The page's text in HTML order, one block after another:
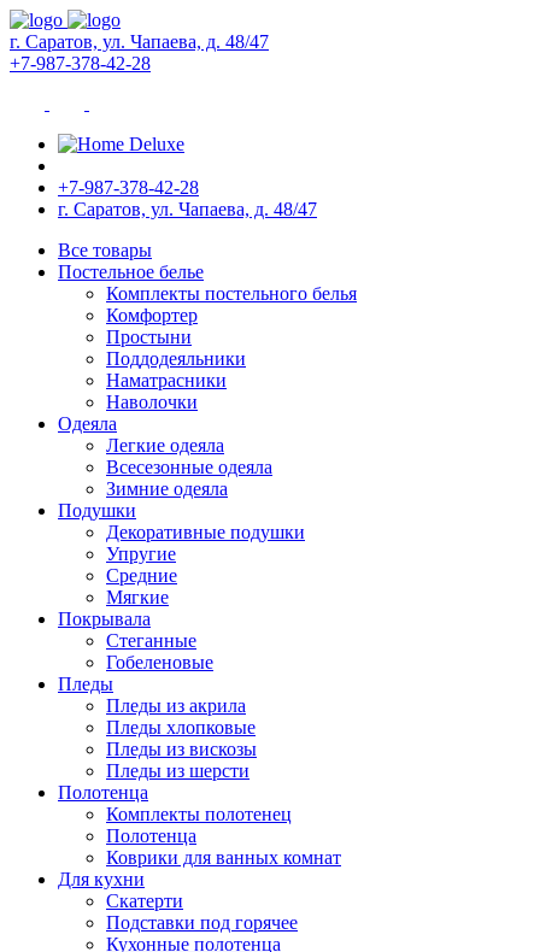
г. Саратов, ул. Чапаева, д. 48/47
+7-987-378-42-28
+7-987-378-42-28
г. Саратов, ул. Чапаева, д. 48/47
Все товары
Постельное белье
Комплекты постельного белья
Комфортер
Простыни
Поддодеяльники
Наматрасники
Наволочки
Одеяла
Легкие одеяла
Всесезонные одеяла
Зимние одеяла
Подушки
Декоративные подушки
Упругие
Средние
Мягкие
Покрывала
Стеганные
Гобеленовые
Пледы
Пледы из акрила
Пледы хлопковые
Пледы из вискозы
Пледы из шерсти
Полотенца
Комплекты полотенец
Полотенца
Коврики для ванных комнат
Для кухни
Скатерти
Подставки под горячее
Кухонные полотенца